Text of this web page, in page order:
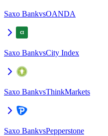
Saxo BankvsOANDA
Saxo BankvsCity Index
Saxo BankvsThinkMarkets
Saxo BankvsPepperstone